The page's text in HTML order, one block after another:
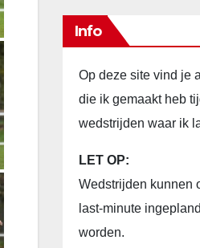
Info
Op deze site vind je
die ik gemaakt heb
wedstrijden waar ik
LET OP:
Wedstrijden kunnen
last-minute
worden.